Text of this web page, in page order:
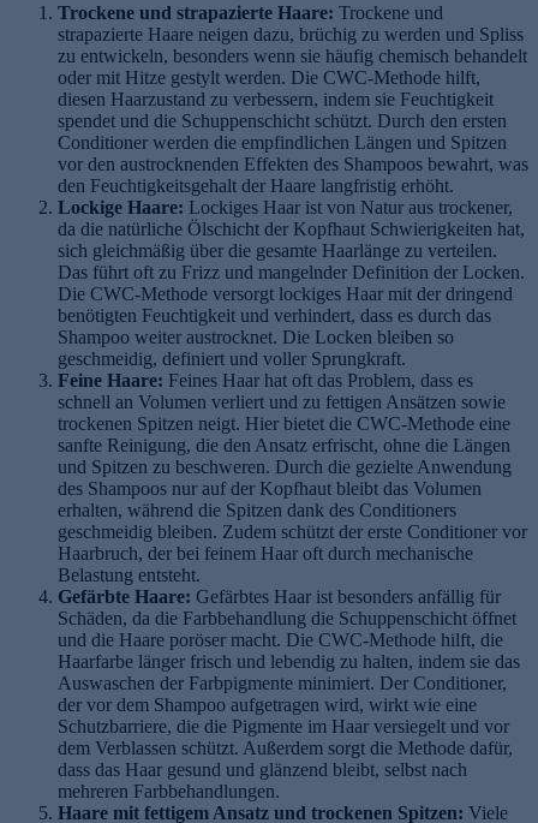
Trockene und strapazierte Haare: Trockene und
strapazierte Haare neigen dazu, brüchig zu werden und Spliss
zu entwickeln, besonders wenn sie häufig chemisch behandelt
oder mit Hitze gestylt werden. Die CWC-Methode hilft,
diesen Haarzustand zu verbessern, indem sie Feuchtigkeit
spendet und die Schuppenschicht schützt. Durch den ersten
Conditioner werden die empfindlichen Längen und Spitzen
vor den austrocknenden Effekten des Shampoos bewahrt, was
den Feuchtigkeitsgehalt der Haare langfristig erhöht.
Lockige Haare: Lockiges Haar ist von Natur aus trockener,
da die natürliche Ölschicht der Kopfhaut Schwierigkeiten hat,
sich gleichmäßig über die gesamte Haarlänge zu verteilen.
Das führt oft zu Frizz und mangelnder Definition der Locken.
Die CWC-Methode versorgt lockiges Haar mit der dringend
benötigten Feuchtigkeit und verhindert, dass es durch das
Shampoo weiter austrocknet. Die Locken bleiben so
geschmeidig, definiert und voller Sprungkraft.
Feine Haare: Feines Haar hat oft das Problem, dass es
schnell an Volumen verliert und zu fettigen Ansätzen sowie
trockenen Spitzen neigt. Hier bietet die CWC-Methode eine
sanfte Reinigung, die den Ansatz erfrischt, ohne die Längen
und Spitzen zu beschweren. Durch die gezielte Anwendung
des Shampoos nur auf der Kopfhaut bleibt das Volumen
erhalten, während die Spitzen dank des Conditioners
geschmeidig bleiben. Zudem schützt der erste Conditioner vor
Haarbruch, der bei feinem Haar oft durch mechanische
Belastung entsteht.
Gefärbte Haare: Gefärbtes Haar ist besonders anfällig für
Schäden, da die Farbbehandlung die Schuppenschicht öffnet
und die Haare poröser macht. Die CWC-Methode hilft, die
Haarfarbe länger frisch und lebendig zu halten, indem sie das
Auswaschen der Farbpigmente minimiert. Der Conditioner,
der vor dem Shampoo aufgetragen wird, wirkt wie eine
Schutzbarriere, die die Pigmente im Haar versiegelt und vor
dem Verblassen schützt. Außerdem sorgt die Methode dafür,
dass das Haar gesund und glänzend bleibt, selbst nach
mehreren Farbbehandlungen.
Haare mit fettigem Ansatz und trockenen Spitzen: Viele